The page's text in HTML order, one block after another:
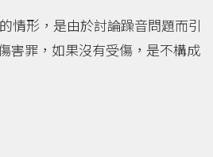
情形，是由於討論躁音問題而引
害罪，如果沒有受傷，是不構成